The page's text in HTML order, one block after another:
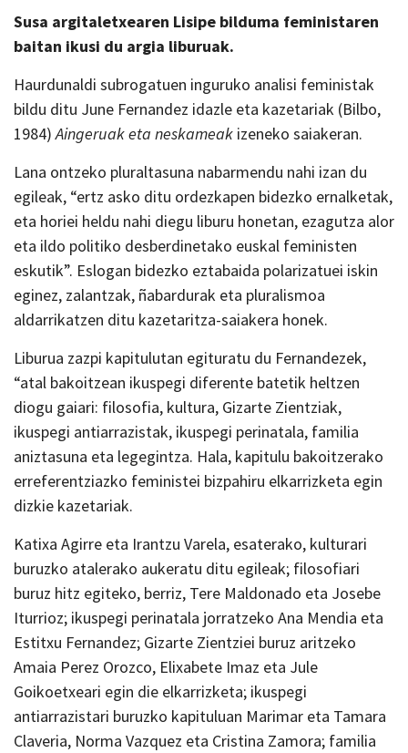
Susa argitaletxearen Lisipe bilduma feministaren
baitan ikusi du argia liburuak.
Haurdunaldi subrogatuen inguruko analisi feministak
bildu ditu June Fernandez idazle eta kazetariak (Bilbo,
1984)Aingeruak eta neskameak izeneko saiakeran.
Lana ontzeko pluraltasuna nabarmendu nahi izan du
egileak, “ertz asko ditu ordezkapen bidezko ernalketak,
eta horiei heldu nahi diegu liburu honetan, ezagutza alor
eta ildo politiko desberdinetako euskal feministen
eskutik”. Eslogan bidezko eztabaida polarizatuei iskin
eginez, zalantzak, ñabardurak eta pluralismoa
aldarrikatzen ditu kazetaritza-saiakera honek.
Liburua zazpi kapitulutan egituratu du Fernandezek,
“atal bakoitzean ikuspegi diferente batetik heltzen
diogu gaiari: filosofia, kultura, Gizarte Zientziak,
ikuspegi antiarrazistak, ikuspegi perinatala, familia
aniztasuna eta legegintza. Hala, kapitulu bakoitzerako
erreferentziazko feministei bizpahiru elkarrizketa egin
dizkie kazetariak.
Katixa Agirre eta Irantzu Varela, esaterako, kulturari
buruzko atalerako aukeratu ditu egileak; filosofiari
buruz hitz egiteko, berriz, Tere Maldonado eta Josebe
Iturrioz; ikuspegi perinatala jorratzeko Ana Mendia eta
Estitxu Fernandez; Gizarte Zientziei buruz aritzeko
Amaia Perez Orozco, Elixabete Imaz eta Jule
Goikoetxeari egin die elkarrizketa; ikuspegi
antiarrazistari buruzko kapituluan Marimar eta Tamara
Claveria, Norma Vazquez eta Cristina Zamora; familia